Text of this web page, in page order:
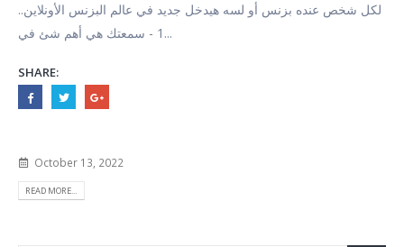
لكل شخص عنده بزنس أو لسه هيدخل جديد في عالم البزنس الأونلاين..
1 - سمعتك هي أهم شئ في...
SHARE:
October 13, 2022
READ MORE...